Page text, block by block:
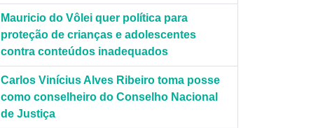
Mauricio do Vôlei quer política para
proteção de crianças e adolescentes
contra conteúdos inadequados
Carlos Vinícius Alves Ribeiro toma posse
como conselheiro do Conselho Nacional
de Justiça